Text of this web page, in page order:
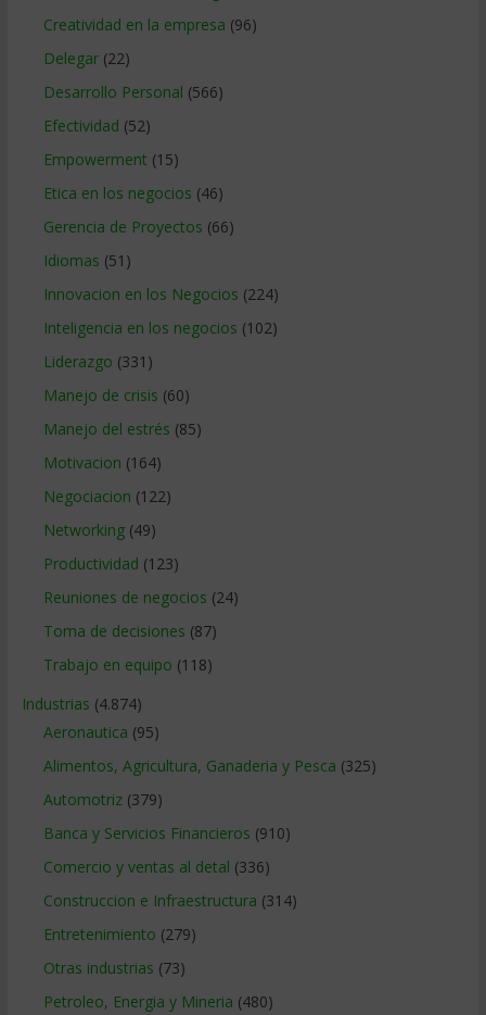
Creatividad en la empresa (96)
Delegar(22)
Desarrollo Personal (566)
Efectividad (52)
Empowerment (15)
Etica en los negocios (46)
Gerencia de Proyectos (66)
Idiomas (51)
Innovacion en los Negocios (224)
Inteligencia en los negocios (102)
Liderazgo (331)
Manejo de crisis (60)
Manejo del estrés (85)
Motivacion (164)
Negociacion (122)
Networking(49)
Productividad (123)
Reuniones de negocios (24)
Toma de decisiones (87)
Trabajo en equipo (118)
Industrias (4.874)
Aeronautica (95)
Alimentos, Agricultura, Ganaderia y Pesca (325)
Automotriz(379)
Banca y Servicios Financieros (910)
Comercio y ventas al detal (336)
Construccion e Infraestructura (314)
Entretenimiento (279)
Otras industrias (73)
Petroleo, Energia y Mineria (480)